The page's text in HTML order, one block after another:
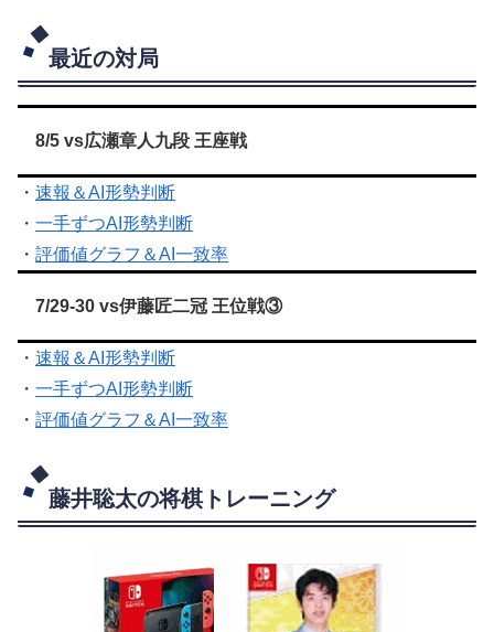
最近の対局
8/5 vs広瀬章人九段 王座戦
・ 速報＆AI形勢判断
・ 一手ずつAI形勢判断
・ 評価値グラフ＆AI一致率
7/29-30 vs伊藤匠二冠 王位戦③
・ 速報＆AI形勢判断
・ 一手ずつAI形勢判断
・ 評価値グラフ＆AI一致率
藤井聡太の将棋トレーニング